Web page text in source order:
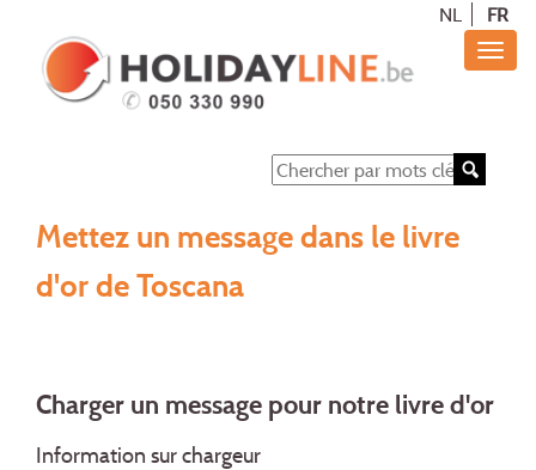
NL FR
Mettez un message dans le livre
d'or de Toscana
Charger un message pour notre livre d'or
Information sur chargeur